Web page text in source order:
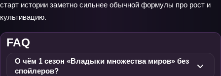
старт истории заметно сильнее обычной формулы про рост и
культивацию.
FAQ
О чём 1 сезон «Владыки множества миров» без
спойлеров?